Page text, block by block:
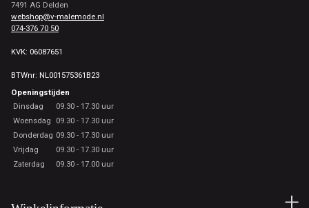
7491 AG Delden
webshop@v-malemode.nl
074-376 70 50
KVK: 06087651
BTWnr: NL001575361B23
Openingstijden
Dinsdag
09.30 - 17.30 uur
Woensdag
09.30 - 17.30 uur
Donderdag 09.30 - 17.30 uur
Vrijdag
09.30 - 17.30 uur
Zaterdag
09.30 - 17.00 uur